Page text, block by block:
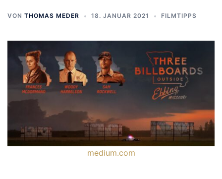
VON THOMAS MEDER 18. JANUAR 2021 FILMTIPPS
medium.com